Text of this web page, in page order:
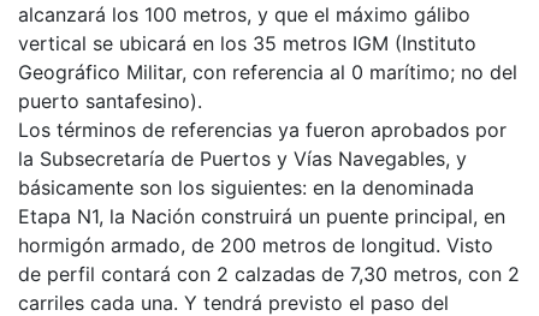
alcanzará los 100 metros, y que el máximo gálibo
vertical se ubicará en los 35 metros IGM (Instituto
Geográfico Militar, con referencia al 0 marítimo; no del
puerto santafesino).
Los términos de referencias ya fueron aprobados por
la Subsecretaría de Puertos y Vías Navegables, y
básicamente son los siguientes: en la denominada
Etapa N1, la Nación construirá un puente principal, en
hormigón armado, de 200 metros de longitud. Visto
de perfil contará con 2 calzadas de 7,30 metros, con 2
carriles cada una. Y tendrá previsto el paso del